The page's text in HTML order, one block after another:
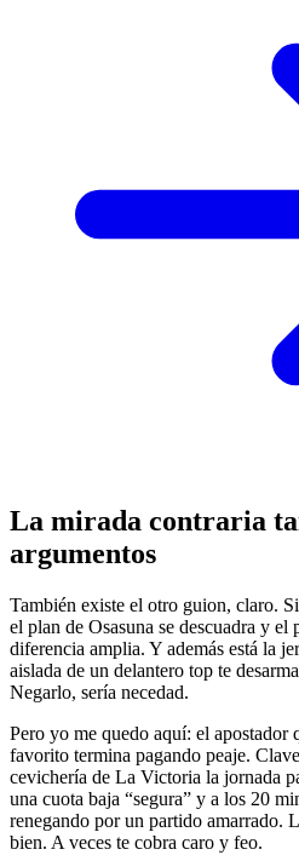
La mirada contraria
argumentos
También existe el otro guion, claro.
el plan de Osasuna se descuadra y el
diferencia amplia. Y además está la
aislada de un delantero top te
Negarlo, sería necedad.
Pero yo me quedo aquí: el apostador
favorito termina pagando peaje.
cevichería de La Victoria la jornada
una cuota baja “segura” y a los 20
renegando por un partido amarrado.
bien. A veces te cobra caro y feo.